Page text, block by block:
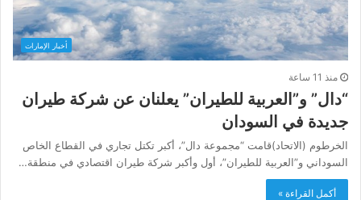
أخبار الإمارات
منذ 11 ساعة
“دال” و”العربية للطيران” يعلنان عن شركة طيران
جديدة في السودان
الخرطوم (الاتحاد)قامت “مجموعة دال”، أكبر تكتل تجاري في القطاع الخاص
السوداني و”العربية للطيران”، أول وأكبر شركة طيران اقتصادي في منطقة…
أكمل القراءة »